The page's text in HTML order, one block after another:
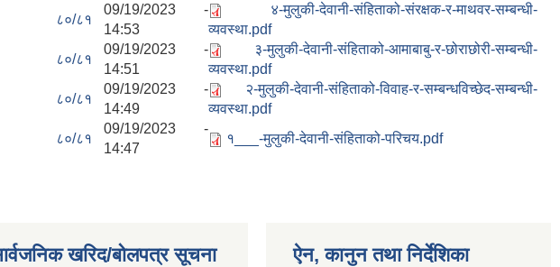
८०/८१
09/19/2023 -
14:53
४-मुलुकी-देवानी-संहिताको-संरक्षक-र-माथवर-सम्बन्धी-
व्यवस्था.pdf
८०/८१
09/19/2023 -
14:51
३-मुलुकी-देवानी-संहिताको-आमाबाबु-र-छोराछोरी-सम्बन्धी-
व्यवस्था.pdf
८०/८१
09/19/2023 -
14:49
२-मुलुकी-देवानी-संहिताको-विवाह-र-सम्बन्धविच्छेद-सम्बन्धी-
व्यवस्था.pdf
८०/८१
09/19/2023 -
14:47
१___-मुलुकी-देवानी-संहिताको-परिचय.pdf
खरिद/बोलपत्र सूचना ऐन, कानुन तथा निर्देशिका